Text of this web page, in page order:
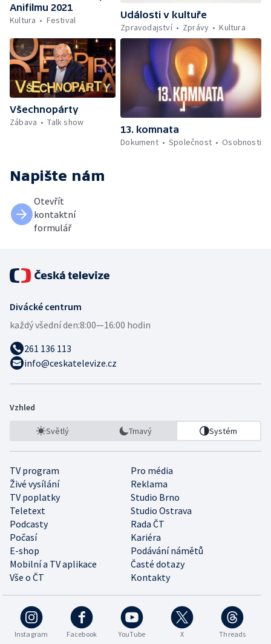
Anifilmu 2021
Kultura
Festival
Události v kultuře
Zpravodajství
Zprávy Kultura
Všechnopárty
Zábava
Talk show
13. komnata
Dokument
Společnost Osobnosti
Napište nám
Otevřít
kontaktní
formulář
Divácké centrum
každý všední den:8:00—16:00 hodin
261 136 113
info@ceskatelevize.cz
Vzhled
Světlý Tmavý Systém
TV program
Pro média
Živé vysílání
Reklama
TV poplatky
Studio Brno
Teletext
Studio Ostrava
Podcasty
Rada ČT
Počasí
Kariéra
E-shop
Podávání námětů
Mobilní a TV aplikace
Časté dotazy
Vše o ČT
Kontakty
Instagram Facebook YouTube X Threads